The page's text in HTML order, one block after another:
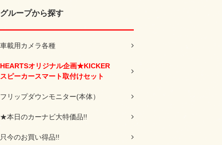
グループから探す
車載用カメラ各種
HEARTSオリジナル企画★KICKER
スピーカースマート取付けセット
フリップダウンモニター(本体）
★本日のカーナビ大特価品!!
只今のお買い得品!!